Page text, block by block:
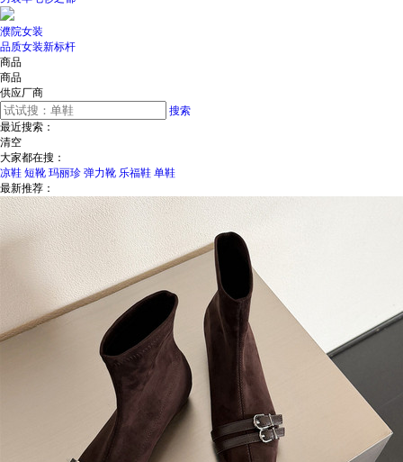
濮院女装
品质女装新标杆
商品
商品
供应厂商
搜索
最近搜索：
清空
大家都在搜：
凉鞋 短靴 玛丽珍 弹力靴 乐福鞋 单鞋
最新推荐：